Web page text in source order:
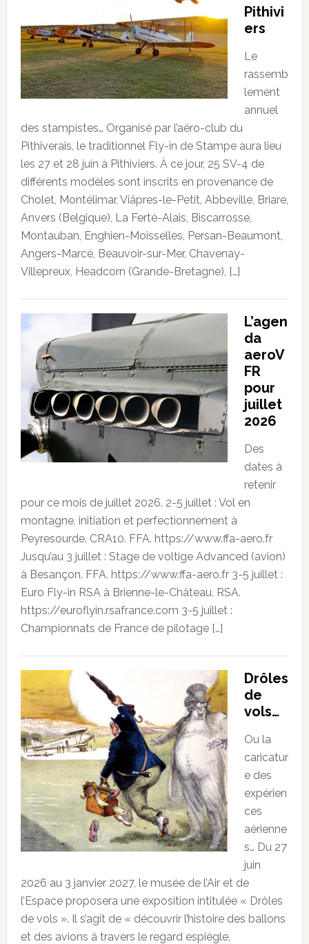
Pithivi
ers
Le
rassemb
lement
annuel
des stampistes… Organisé par l’aéro-club du
Pithiverais, le traditionnel Fly-in de Stampe aura lieu
les 27 et 28 juin à Pithiviers. À ce jour, 25 SV-4 de
différents modèles sont inscrits en provenance de
Cholet, Montélimar, Viâpres-le-Petit, Abbeville, Briare,
Anvers (Belgique), La Ferté-Alais, Biscarrosse,
Montauban, Enghien-Moisselles, Persan-Beaumont,
Angers-Marcé, Beauvoir-sur-Mer, Chavenay-
Villepreux, Headcorn (Grande-Bretagne), […]
L’agen
da
aeroV
FR
pour
juillet
2026
Des
dates à
retenir
pour ce mois de juillet 2026. 2-5 juillet : Vol en
montagne, initiation et perfectionnement à
Peyresourde. CRA10. FFA. https://www.ffa-aero.fr
Jusqu’au 3 juillet : Stage de voltige Advanced (avion)
à Besançon. FFA. https://www.ffa-aero.fr 3-5 juillet :
Euro Fly-in RSA à Brienne-le-Château. RSA.
https://euroflyin.rsafrance.com 3-5 juillet :
Championnats de France de pilotage […]
Drôles
de
vols…
Ou la
caricatur
e des
expérien
ces
aérienne
s… Du 27
juin
2026 au 3 janvier 2027, le musée de l’Air et de
l’Espace proposera une exposition intitulée « Drôles
de vols ». Il s’agit de « découvrir l’histoire des ballons
et des avions à travers le regard espiègle,